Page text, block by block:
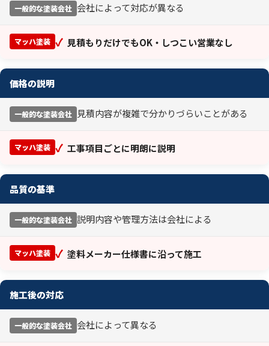
一般的な塗装会社 会社によって対応が異なる
マッハ塗装 ✓ 見積もりだけでもOK・しつこい営業なし
価格の説明
一般的な塗装会社 見積内容が複雑で分かりづらいことがある
マッハ塗装 ✓ 工事項目ごとに明朗に説明
品質の基準
一般的な塗装会社 説明内容や管理方法は会社による
マッハ塗装 ✓ 塗料メーカー仕様書に沿って施工
施工後の対応
一般的な塗装会社 会社によって異なる